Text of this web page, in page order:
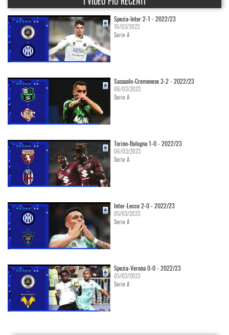
Spezia-Inter 2-1 - 2022/23
10/03/2023
Serie A
Sassuolo-Cremonese 3-2 - 2022/23
06/03/2023
Serie A
Torino-Bologna 1-0 - 2022/23
06/03/2023
Serie A
Inter-Lecce 2-0 - 2022/23
05/03/2023
Serie A
Spezia-Verona 0-0 - 2022/23
05/03/2023
Serie A